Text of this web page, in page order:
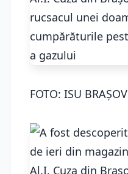
FOTO: ISU BRAȘOV